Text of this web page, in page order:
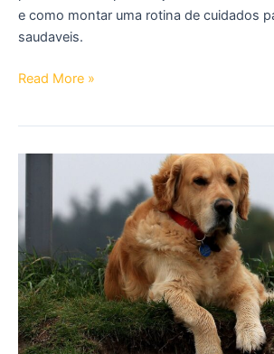
e como montar uma rotina de cuidados
saudaveis.
Saúde
e
Check-
ups
em
2026
Read More »